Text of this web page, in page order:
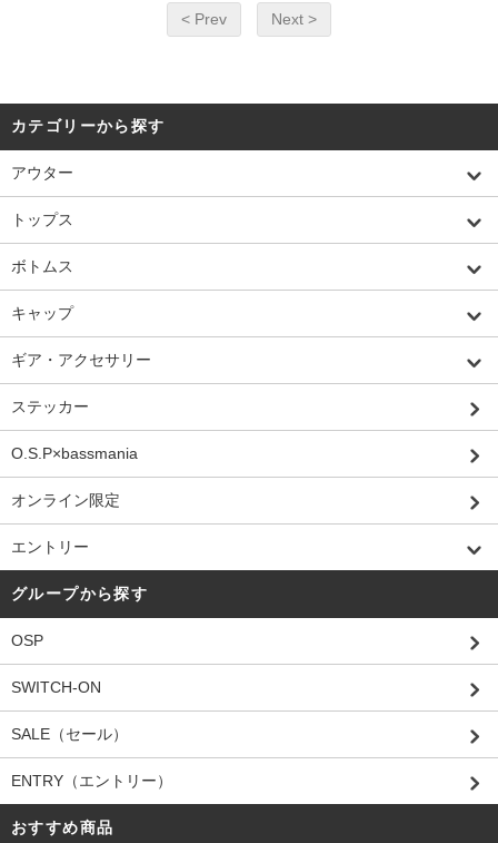
< Prev Next >
カテゴリーから探す
アウター
トップス
ボトムス
キャップ
ギア・アクセサリー
ステッカー
O.S.P×bassmania
オンライン限定
エントリー
グループから探す
OSP
SWITCH-ON
SALE（セール）
ENTRY（エントリー）
おすすめ商品